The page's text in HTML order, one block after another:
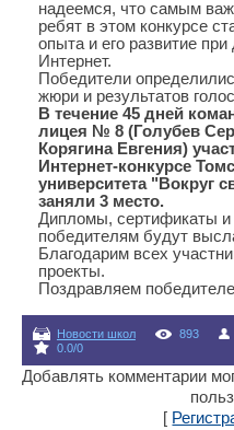
надеемся, что самым
ребят в этом конкурсе
опыта и его развитие
Интернет.
Победители
жюри и результатов
В течение 45 дней
лицея № 8 (Голубев
Корягина Евгения)
Интернет-конкурсе
университета "Вокруг
заняли 3 место.
Дипломы, сертификаты и
победителям будут
Благодарим всех
проекты.
Поздравляем
Новости школ 893
0.0/0
Добавлять комментарии
[